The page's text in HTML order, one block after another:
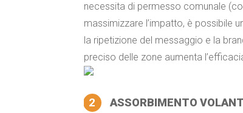
necessita di permesso comunale
massimizzare l’impatto, è possibile
la ripetizione del messaggio e la
preciso delle zone aumenta
2 ASSORBIMENTO